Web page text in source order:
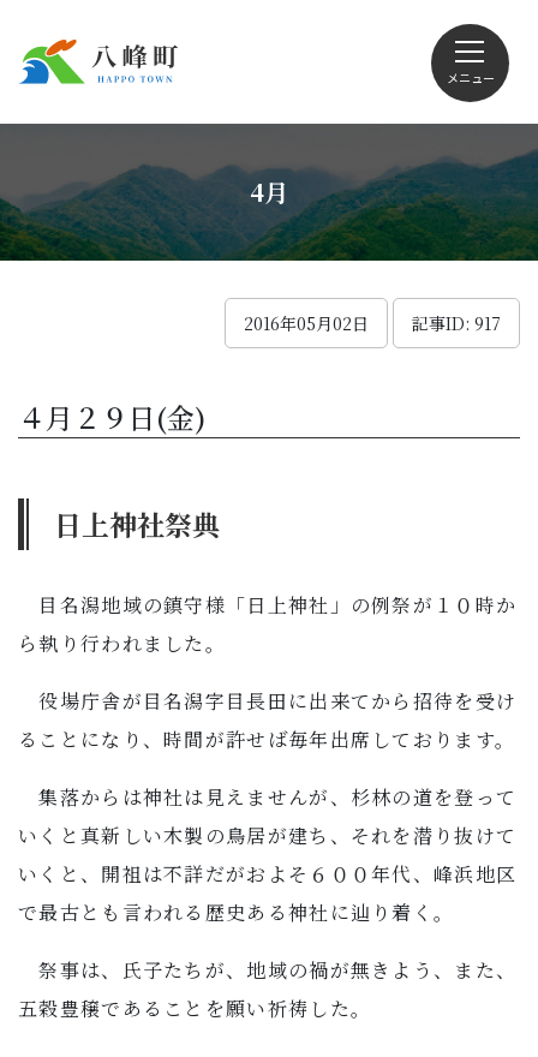
メニュー
Foreign language
くらしの情報
移住・定住
ビジネス・産業
4月
2016年05月02日 記事ID: 917
４月２９日(金)
日上神社祭典
目名潟地域の鎮守様「日上神社」の例祭が１０時か
ら執り行われました。
役場庁舎が目名潟字目長田に出来てから招待を受け
ることになり、時間が許せば毎年出席しております。
集落からは神社は見えませんが、杉林の道を登って
いくと真新しい木製の鳥居が建ち、それを潜り抜けて
いくと、開祖は不詳だがおよそ６００年代、峰浜地区
で最古とも言われる歴史ある神社に辿り着く。
祭事は、氏子たちが、地域の禍が無きよう、また、
五穀豊穣であることを願い祈祷した。